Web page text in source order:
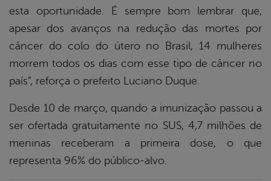
esta oportunidade. É sempre bom lembrar que,
apesar dos avanços na redução das mortes por
câncer do colo do útero no Brasil, 14 mulheres
morrem todos os dias com esse tipo de câncer no
país”, reforça o prefeito Luciano Duque.
Desde 10 de março, quando a imunização passou a
ser ofertada gratuitamente no SUS, 4,7 milhões de
meninas receberam a primeira dose, o que
representa 96% do público-alvo.